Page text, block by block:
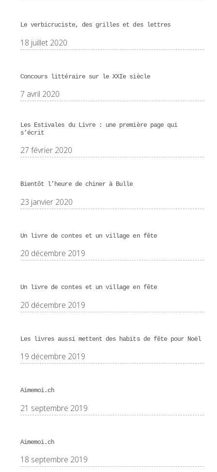
Le verbicruciste, des grilles et des lettres
18 juillet 2020
Concours littéraire sur le XXIe siècle
7 avril 2020
Les Estivales du Livre : une première page qui
s’écrit
27 février 2020
Bientôt l’heure de chiner à Bulle
23 janvier 2020
Un livre de contes et un village en fête
20 décembre 2019
Un livre de contes et un village en fête
20 décembre 2019
Les livres aussi mettent des habits de fête pour Noël
19 décembre 2019
Aimemoi.ch
21 septembre 2019
Aimemoi.ch
18 septembre 2019